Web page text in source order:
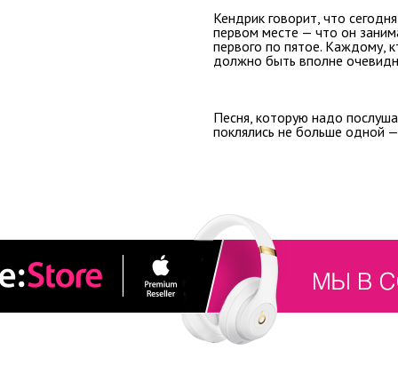
Кендрик говорит, что
первом месте — что он
первого по пятое. Каждому,
должно быть вполне
Песня, которую надо
поклялись не больше одной